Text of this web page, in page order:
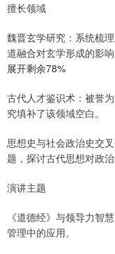
擅长领域
魏晋玄学研究：系统梳
道融合对玄学形成的影响
展开剩余78%
古代人才鉴识术：被誉
究填补了该领域空白。
思想史与社会政治史交
题，探讨古代思想对政治
演讲主题
《道德经》与领导力智
管理中的应用。